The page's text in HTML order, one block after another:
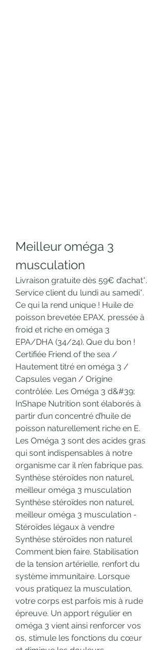
Meilleur oméga 3
musculation
Livraison gratuite dès 59€ d’achat*.
Service client du lundi au samedi*.
Ce qui la rend unique ! Huile de
poisson brevetée EPAX, pressée à
froid et riche en oméga 3
EPA/DHA (34/24). Que du bon !
Certifiée Friend of the sea /
Hautement titré en oméga 3 /
Capsules vegan / Origine
contrôlée. Les Oméga 3 d&#39;
InShape Nutrition sont élaborés à
partir d’un concentré d’huile de
poisson naturellement riche en E.
Les Oméga 3 sont des acides gras
qui sont indispensables à notre
organisme car il n’en fabrique pas.
Synthèse stéroïdes non naturel,
meilleur oméga 3 musculation
Synthèse stéroïdes non naturel,
meilleur oméga 3 musculation -
Stéroïdes légaux à vendre
Synthèse stéroïdes non naturel
Comment bien faire. Stabilisation
de la tension artérielle, renfort du
système immunitaire. Lorsque
vous pratiquez la musculation,
votre corps est parfois mis à rude
épreuve. Un apport régulier en
oméga 3 vient ainsi renforcer vos
os, stimule les fonctions du cœur